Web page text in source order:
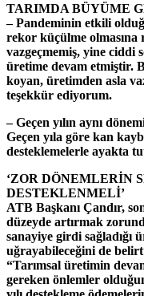
TARIMDA BÜYÜME
– Pandeminin etkili
rekor küçülme
vazgeçmemiş, yine
üretime devam etmiştir.
koyan, üretimden asla
teşekkür ediyorum.
– Geçen yılın aynı
Geçen yıla göre kan
desteklemelerle ayakta
‘ZOR DÖNEMLERİN
DESTEKLENMELİ’
ATB Başkanı Çandır,
düzeyde artırmak
sanayiye girdi
uğrayabileceğini de
“Tarımsal üretimin
gereken önlemler